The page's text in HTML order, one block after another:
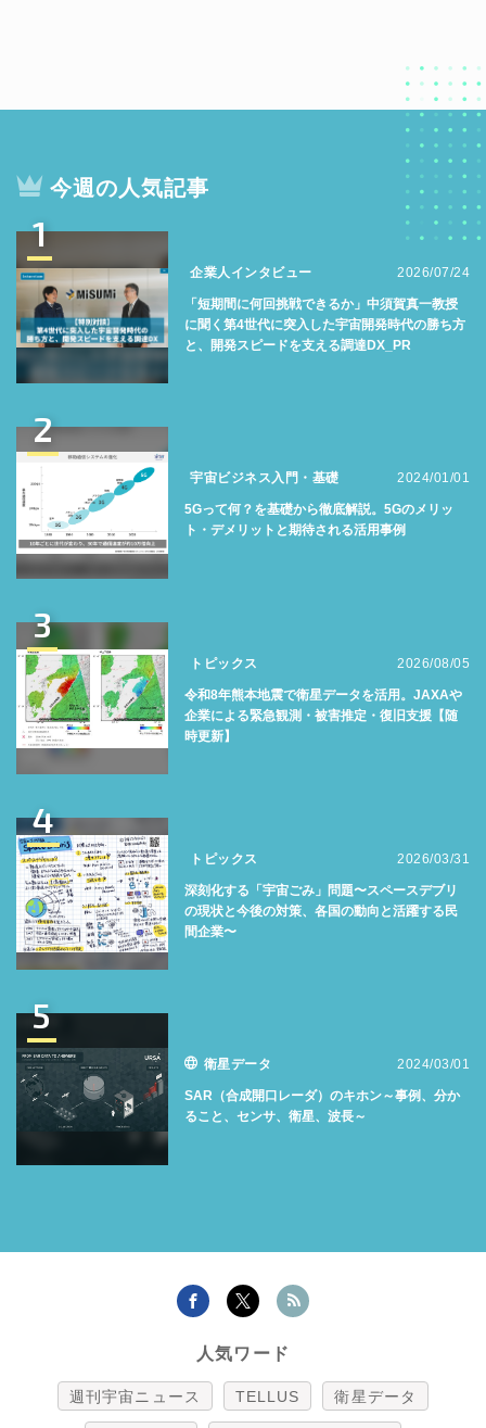
今週の人気記事
1
企業人インタビュー 2026/07/24
「短期間に何回挑戦できるか」中須賀真一教授
に聞く第4世代に突入した宇宙開発時代の勝ち方
と、開発スピードを支える調達DX_PR
2
宇宙ビジネス入門・基礎 2024/01/01
5Gって何？を基礎から徹底解説。5Gのメリッ
ト・デメリットと期待される活用事例
3
トピックス 2026/08/05
令和8年熊本地震で衛星データを活用。JAXAや
企業による緊急観測・被害推定・復旧支援【随
時更新】
4
トピックス 2026/03/31
深刻化する「宇宙ごみ」問題〜スペースデブリ
の現状と今後の対策、各国の動向と活躍する民
間企業〜
5
衛星データ 2024/03/01
SAR（合成開口レーダ）のキホン～事例、分か
ること、センサ、衛星、波長～
人気ワード
週刊宇宙ニュース TELLUS 衛星データ